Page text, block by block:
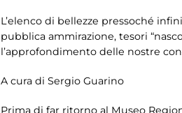
L’elenco di bellezze pressoché
pubblica ammirazione, tesori
l’approfondimento delle nostre
A cura di Sergio Guarino
Prima di far ritorno al Museo